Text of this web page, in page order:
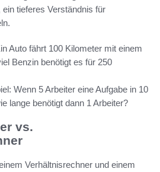
tieferes Verständnis für
Auto fährt 100 Kilometer mit einem
Benzin benötigt es für 250
Wenn 5 Arbeiter eine Aufgabe in 10
lange benötigt dann 1 Arbeiter?
vs.
Verhältnisrechner und einem